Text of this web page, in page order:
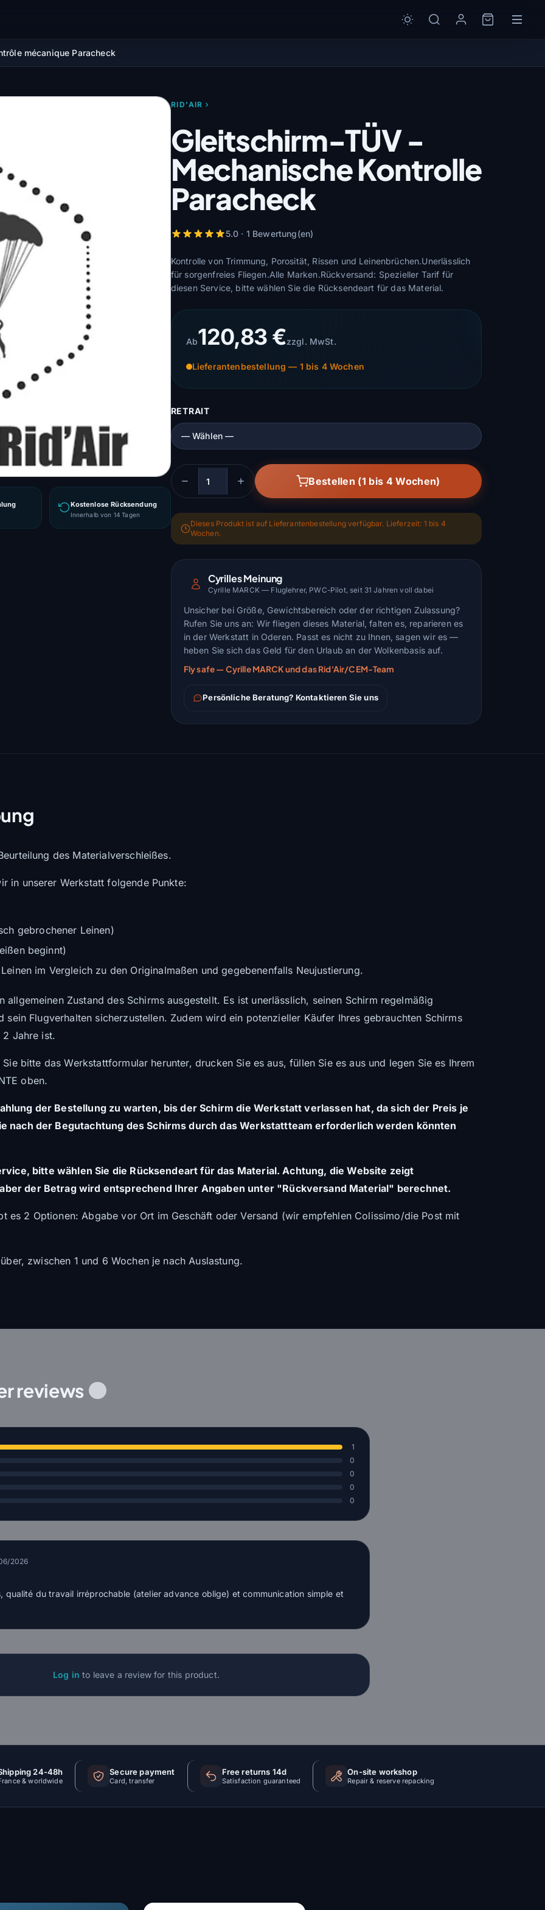
mécanique Paracheck
Kostenlose Rücksendung
Innerhalb von 14 Tagen
RID'AIR
Gleitschirm-TÜV -
Mechanische Kontrolle
Paracheck
5.0 · 1 Bewertung(en)
Kontrolle von Trimmung, Porosität, Rissen und Leinenbrüchen.Unerlässlich
für sorgenfreies Fliegen.Alle Marken.Rückversand: Spezieller Tarif für
diesen Service, bitte wählen Sie die Rücksendeart für das Material.
Ab120,83 €zzgl. MwSt.
Lieferantenbestellung — 1 bis 4 Wochen
RETRAIT
Menge
Bestellen (1 bis 4 Wochen)
Dieses Produkt ist auf Lieferantenbestellung verfügbar. Lieferzeit: 1 bis 4
Wochen.
Cyrilles Meinung
Cyrille MARCK — Fluglehrer, PWC-Pilot, seit 31 Jahren voll dabei
Unsicher bei Größe, Gewichtsbereich oder der richtigen Zulassung?
Rufen Sie uns an: Wir fliegen dieses Material, falten es, reparieren es
in der Werkstatt in Oderen. Passt es nicht zu Ihnen, sagen wir es —
heben Sie sich das Geld für den Urlaub an der Wolkenbasis auf.
Fly safe — Cyrille MARCK und das Rid'Air/CEM-Team
Persönliche Beratung? Kontaktieren Sie uns
des Materialverschleißes.
in unserer Werkstatt folgende Punkte:
gebrochener Leinen)
beginnt)
im Vergleich zu den Originalmaßen und gegebenenfalls Neujustierung.
Zustand des Schirms ausgestellt. Es ist unerlässlich, seinen Schirm regelmäßig
sein Flugverhalten sicherzustellen. Zudem wird ein potenzieller Käufer Ihres gebrauchten Schirms
2 Jahre ist.
bitte das Werkstattformular herunter, drucken Sie es aus, füllen Sie es aus und legen Sie es Ihrem
oben.
der Bestellung zu warten, bis der Schirm die Werkstatt verlassen hat, da sich der Preis je
nach der Begutachtung des Schirms durch das Werkstattteam erforderlich werden könnten
bitte wählen Sie die Rücksendeart für das Material. Achtung, die Website zeigt
der Betrag wird entsprechend Ihrer Angaben unter "Rückversand Material" berechnet.
es 2 Optionen: Abgabe vor Ort im Geschäft oder Versand (wir empfehlen Colissimo/die Post mit
zwischen 1 und 6 Wochen je nach Auslastung.
reviews
1
0
0
0
0
2026
qualité du travail irréprochable (atelier advance oblige) et communication simple et
Log in to leave a review for this product.
24-48h
& worldwide
Secure payment
Card, transfer
Free returns 14d
Satisfaction guaranteed
On-site workshop
Repair & reserve repacking